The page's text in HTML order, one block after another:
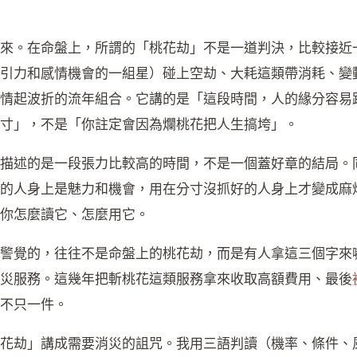
。在命盤上，所謂的「桃花劫」不是一道判決，比較接
力和感情機會的一組星）碰上空劫、大耗這類帶消耗、
起波折的流年組合。它講的是「這段時間，人的緣分容
」，不是「你註定會因為爛桃花把人生搞垮」。
述的是一段張力比較高的時間，不是一個蓋好章的結局
人身上是魅力和機會，用在分寸沒抓好的人身上才變成
怎麼讀它、怎麼用它。
覺的，往往不是命盤上的桃花劫，而是有人拿這三個字
服務。這幾年把斬桃花這類服務拿來收取高額費用、最後
只一件。
劫」講成需要消災的詛咒。我用三語判讀（機率、條件